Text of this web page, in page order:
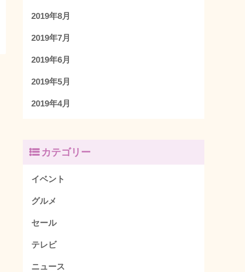
2019年8月
2019年7月
2019年6月
2019年5月
2019年4月
カテゴリー
イベント
グルメ
セール
テレビ
ニュース